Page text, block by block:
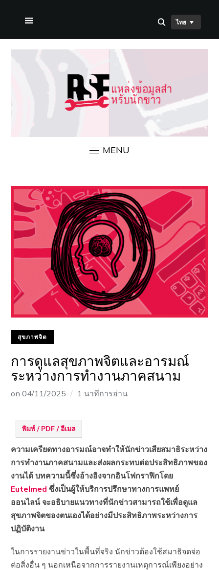
หน้าแรก
ไทย
MENU
สุขภาพจิต
การดูแลสุขภาพจิตและอารมณ์
ระหว่างการทำงานภาคสนาม
on04/11/2025 1 นาทีการอ่าน
พิมพ์ / PDF / อีเมล
ความเครียดทางอารมณ์อาจทำให้นักข่าวเสียสมาธิระหว่าง
การทำงานภาคสนามและส่งผลกระทบต่อประสิทธิภาพของ
งานได้ บทความนี้ซึ่งอ้างอิงจากอินโฟกราฟิกโดย
Eutelmed ซึ่งเป็นผู้ให้บริการปรึกษาทางการแพทย์
ออนไลน์ จะอธิบายแนวทางที่นักข่าวสามารถใช้เพื่อดูแล
สุขภาพจิตของตนเองได้อย่างมีประสิทธิภาพระหว่างการ
ปฏิบัติงาน
ในการรายงานข่าวในพื้นที่จริง นักข่าวต้องใช้สมาธิจดจ่อ
ต่อสิ่งอื่น ๆ นอกเหนือจากการรายงานเหตุการณ์เพียงอย่าง